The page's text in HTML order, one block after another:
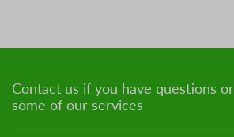
Contact us if you have questions
some of our services